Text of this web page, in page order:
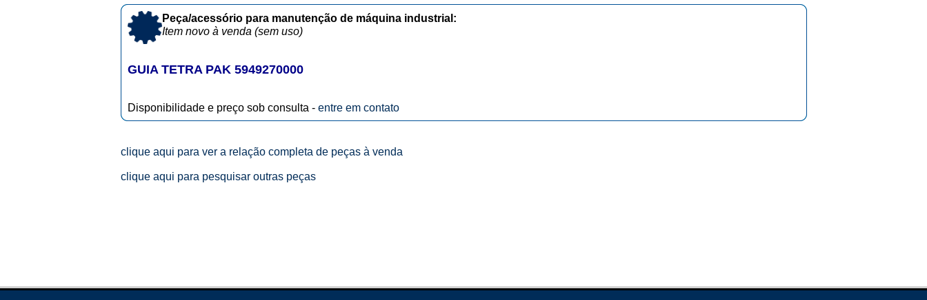
Peça/acessório para manutenção de máquina industrial:
Item novo à venda (sem uso)
GUIA TETRA PAK 5949270000
Disponibilidade e preço sob consulta - entre em contato
clique aqui para ver a relação completa de peças à venda
clique aqui para pesquisar outras peças